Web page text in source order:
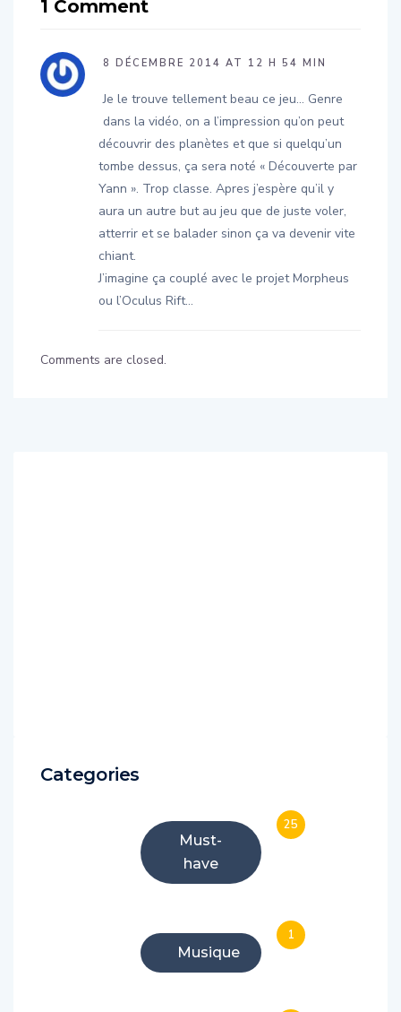
1 Comment
8 DÉCEMBRE 2014 AT 12 H 54 MIN
Je le trouve tellement beau ce jeu… Genre
dans la vidéo, on a l’impression qu’on peut
découvrir des planètes et que si quelqu’un
tombe dessus, ça sera noté « Découverte par
Yann ». Trop classe. Apres j’espère qu’il y
aura un autre but au jeu que de juste voler,
atterrir et se balader sinon ça va devenir vite
chiant.
J’imagine ça couplé avec le projet Morpheus
ou l’Oculus Rift…
Comments are closed.
Categories
Must-
have
25
Musique
1